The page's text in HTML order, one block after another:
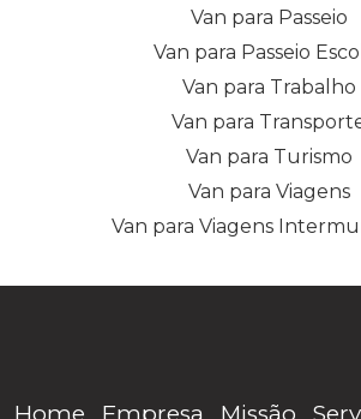
Van para Passeio
Van para Passeio
Van para Trabalho
Van para
Van para Turismo
Van para Viagens
Van para Viagens